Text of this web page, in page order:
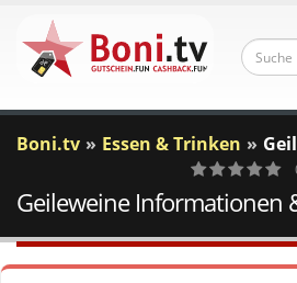
Boni.tv Essen & Trinken
0
Votes
Geileweine Informationen